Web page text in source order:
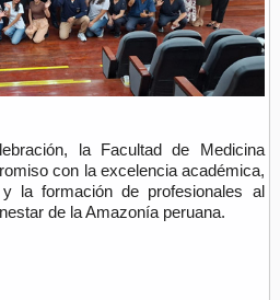
la Facultad de Medicina
con la excelencia académica,
la formación de profesionales al
de la Amazonía peruana.